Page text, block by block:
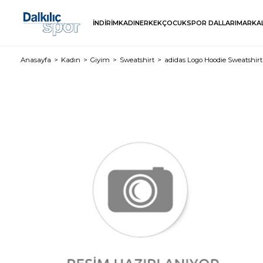
İNDİRİMKADINERKEKÇOCUKSPOR DALLARI
Anasayfa Kadın Giyim Sweatshirt adidas Logo Hoodie Sweatshirt